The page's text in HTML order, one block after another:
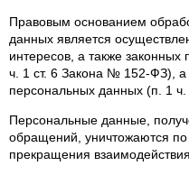
Правовым основанием
данных является
интересов, а также
ч. 1 ст. 6 Закона № 152-ФЗ), а
персональных данных (п. 1 ч.
Персональные данные,
обращений, уничтожаются
прекращения